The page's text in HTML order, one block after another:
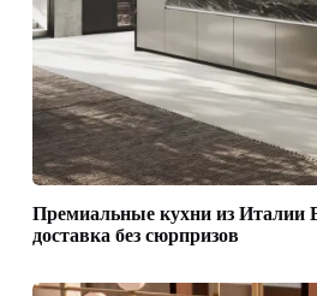
Премиальные кухни из Италии
доставка без сюрпризов